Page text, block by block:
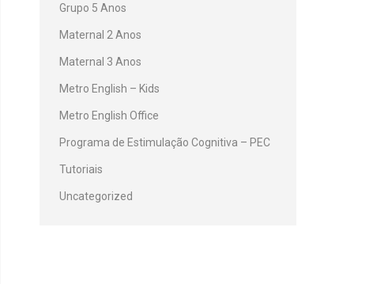
Grupo 5 Anos
Maternal 2 Anos
Maternal 3 Anos
Metro English – Kids
Metro English Office
Programa de Estimulação Cognitiva – PEC
Tutoriais
Uncategorized